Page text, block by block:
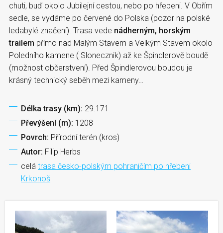
chuti, buď okolo Jubilejní cestou, nebo po hřebeni. V Obřím
sedle, se vydáme po červené do Polska (pozor na polské
ledabylé značení). Trasa vede nádherným, horským
trailem přímo nad Malým Stavem a Velkým Stavem okolo
Poledního kamene ( Slonecznik) až ke Špindlerově boudě
(možnost občerstvení). Před Špindlerovou boudou je
krásný technický seběh mezi kameny…
Délka trasy (km): 29.171
Převýšení (m): 1208
Povrch: Přírodní terén (kros)
Autor: Filip Herbs
celá trasa česko-polským pohraničím po hřebeni
Krkonoš